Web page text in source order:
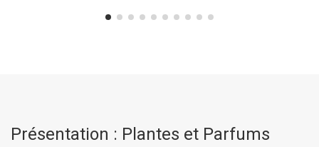
Présentation : Plantes et Parfums